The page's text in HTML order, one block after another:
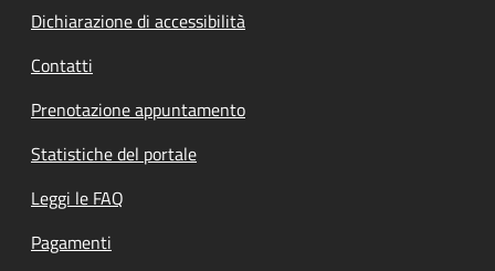
Dichiarazione di accessibilità
Contatti
Prenotazione appuntamento
Statistiche del portale
Leggi le FAQ
Pagamenti